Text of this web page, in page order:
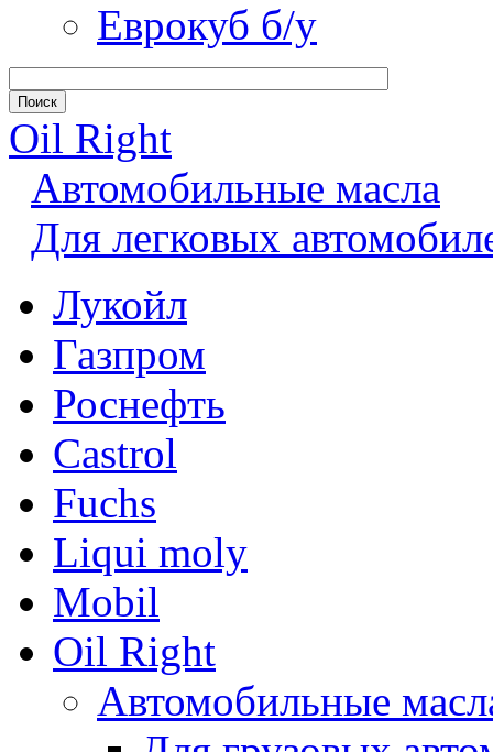
Еврокуб б/у
Oil Right
Автомобильные масла
Для легковых
Лукойл
Газпром
Роснефть
Castrol
Fuchs
Liqui moly
Mobil
Oil Right
Автомобильные